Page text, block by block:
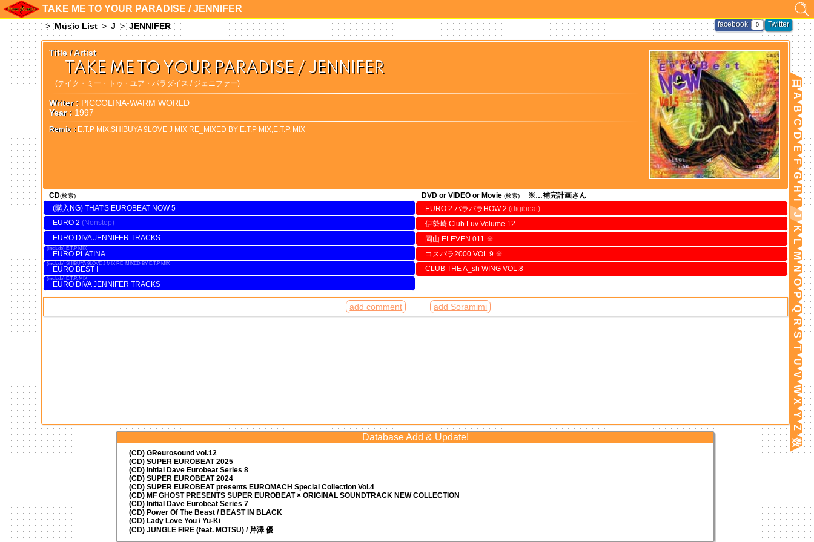
TAKE ME TO YOUR PARADISE / JENNIFER
Music List J JENNIFER
Title / Artist
TAKE ME TO YOUR PARADISE / JENNIFER
(テイク・ミー・トゥ・ユア・パラダイス / ジェニファー)
Writer : PICCOLINA-WARM WORLD
Year : 1997
Remix : E.T.P MIX,SHIBUYA 9LOVE J MIX RE_MIXED BY E.T.P MIX,E.T.P. MIX
CD(検索)
THAT'S EUROBEAT NOW 5
EURO 2
EURO DIVA JENNIFER TRACKS
E.T.P MIX
EURO PLATINA
SHIBUYA 9LOVE J MIX RE_MIXED BY E.T.P MIX
EURO BEST I
E.T.P. MIX
EURO DIVA JENNIFER TRACKS
DVD or VIDEO or Movie (検索)
※…補完計画さん
EURO 2 パラパラHOW 2 (digibeat)
伊勢崎 Club Luv Volume.12
岡山 ELEVEN 011 ※
コスパラ2000 VOL.9 ※
CLUB THE A_sh WING VOL.8
add comment add Soramimi
Twitter
facebook 0
日
A
B
C
D
E
F
G
H
I
J
K
L
M
N
O
P
Q
R
S
T
U
V
W
X
Y
Z
数
Database Add & Update!
(CD) GReurosound vol.12
(CD) SUPER EUROBEAT 2025
(CD) Initial Dave Eurobeat Series 8
(CD) SUPER EUROBEAT 2024
(CD)SUPER EUROBEAT presentsEUROMACH Special Collection Vol.4
(CD) MF GHOST PRESENTS SUPER EUROBEAT × ORIGINAL SOUNDTRACK NEW COLLECTION
(CD) Initial Dave Eurobeat Series 7
(CD) Power Of The Beast / BEAST IN BLACK
(CD) Lady Love You / Yu-Ki
(CD) JUNGLE FIRE (feat. MOTSU) / 芹澤 優